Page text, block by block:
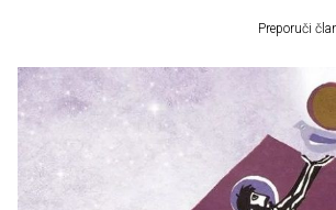
Preporuči